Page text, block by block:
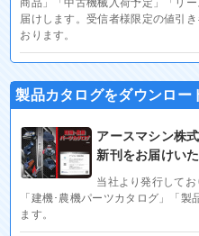
商品」「中古機械入荷予定」「リ
届けします。受信者様限定の値引
おります。
製品カタログをダウンロー
アースマシン株
新刊をお届けいた
当社より発行してお
「建機･農機パーツカタログ」「
ます。